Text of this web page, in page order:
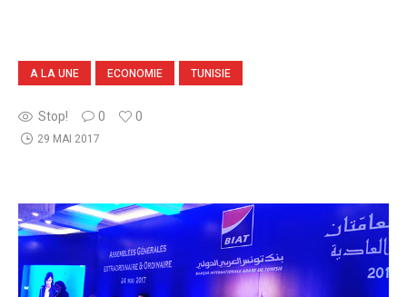
A LA UNE ECONOMIE TUNISIE
Stop! 0 0
29 MAI 2017